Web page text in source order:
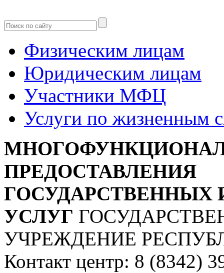
Физическим лицам
Юридическим лицам
Участники МФЦ
Услуги по жизненным
ПРЕДОСТАВЛЕНИЯ
УСЛУГ
УЧРЕЖДЕНИЕ
Контакт центр: 8 (8342)